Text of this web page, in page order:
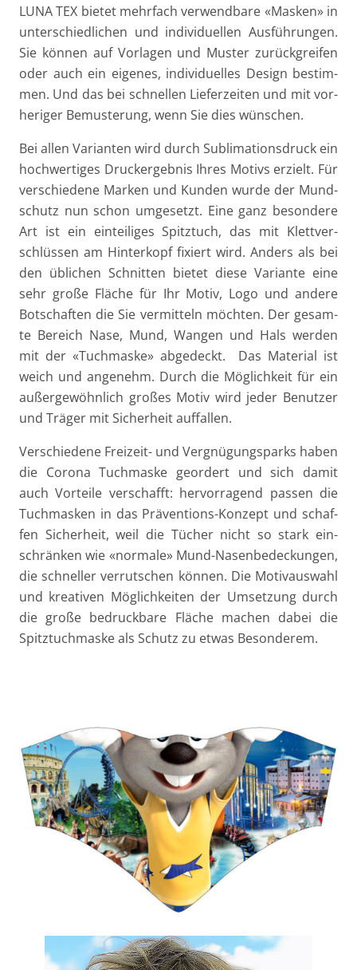
LUNA TEX bie­tet mehr­fach ver­wend­ba­re «Mas­ken» in
unter­schied­li­chen und indi­vi­du­el­len Aus­füh­run­gen.
Sie kön­nen auf Vor­la­gen und Mus­ter zurück­grei­fen
oder auch ein eige­nes, indi­vi­du­el­les Design bestim­
men. Und das bei schnel­len Lie­fer­zei­ten und mit vor­
he­ri­ger Bemus­te­rung, wenn Sie dies wünschen.
Bei allen Vari­an­ten wird durch Sub­li­ma­ti­ons­druck ein
hoch­wer­ti­ges Druck­ergeb­nis Ihres Motivs erzielt. Für
ver­schie­de­ne Mar­ken und Kun­den wur­de der Mund­
schutz nun schon umge­setzt. Eine ganz beson­de­re
Art ist ein ein­tei­li­ges Spitz­tuch, das mit Klett­ver­
schlüs­sen am Hin­ter­kopf fixiert wird. Anders als bei
den übli­chen Schnit­ten bie­tet die­se Vari­an­te eine
sehr gro­ße Flä­che für Ihr Motiv, Logo und ande­re
Bot­schaf­ten die Sie ver­mit­teln möch­ten. Der gesam­
te Bereich Nase, Mund, Wan­gen und Hals wer­den
mit der «Tuch­mas­ke» abge­deckt. Das Mate­ri­al ist
weich und ange­nehm. Durch die Mög­lich­keit für ein
außer­ge­wöhn­lich gro­ßes Motiv wird jeder Benut­zer
und Trä­ger mit Sicher­heit auffallen.
Ver­schie­de­ne Frei­­zeit- und Ver­gnü­gungs­parks haben
die Coro­na Tuch­mas­ke geor­dert und sich damit
auch Vor­tei­le ver­schafft: her­vor­ra­gend pas­sen die
Tuch­mas­ken in das Prä­­ven­­ti­ons-Kon­­­zept und schaf­
fen Sicher­heit, weil die Tücher nicht so stark ein­
schrän­ken wie «nor­ma­le» Mund-Nasen­­­be­­de­­ckun­­gen,
die schnel­ler ver­rut­schen kön­nen. Die Motiv­aus­wahl
und krea­ti­ven Mög­lich­kei­ten der Umset­zung durch
die gro­ße bedruck­ba­re Flä­che machen dabei die
Spitz­tuch­mas­ke als Schutz zu etwas Besonderem.